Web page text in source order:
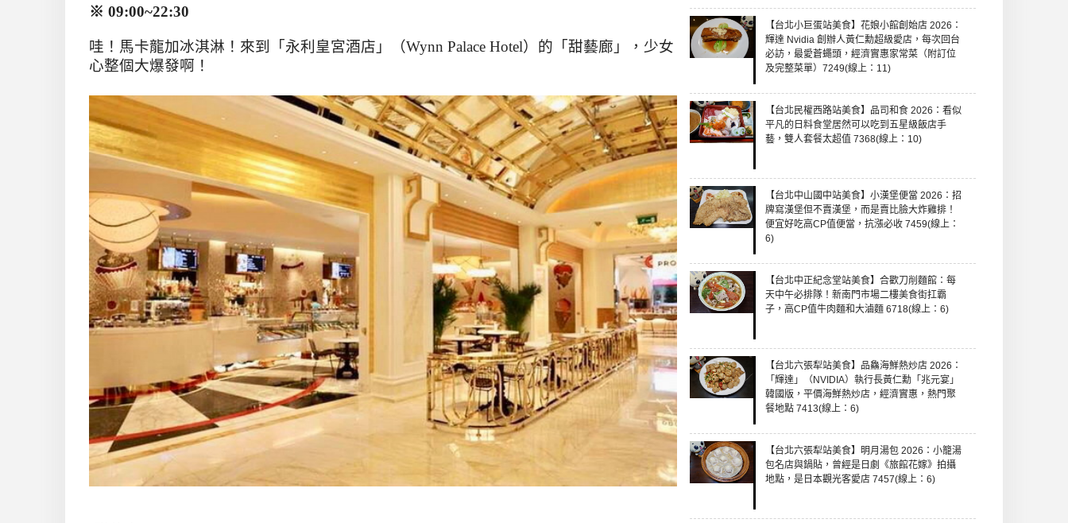
※ 09:00~22:30
哇！馬卡龍加冰淇淋！來到「永利皇宮酒店」（Wynn Palace Hotel）的「甜藝廊」，少女
心整個大爆發啊！
【台北小巨蛋站美食】花娘小館創始店 2026：
輝達 Nvidia 創辦人黃仁勳超級愛店，每次回台
必訪，最愛蒼蠅頭，經濟實惠家常菜（附訂位
及完整菜單）7249(線上：11)
【台北民權西路站美食】品司和食 2026：看似
平凡的日料食堂居然可以吃到五星級飯店手
藝，雙人套餐太超值 7368(線上：10)
【台北中山國中站美食】小漢堡便當 2026：招
牌寫漢堡但不賣漢堡，而是賣比臉大炸雞排！
便宜好吃高CP值便當，抗漲必收 7459(線上：
6)
【台北中正紀念堂站美食】合歡刀削麵館：每
天中午必排隊！新南門市場二樓美食街扛霸
子，高CP值牛肉麵和大滷麵 6718(線上：6)
【台北六張犁站美食】品鱻海鮮熱炒店 2026：
「輝達」（NVIDIA）執行長黃仁勳「兆元宴」
韓國版，平價海鮮熱炒店，經濟實惠，熱門聚
餐地點 7413(線上：6)
【台北六張犁站美食】明月湯包 2026：小籠湯
包名店與鍋貼，曾經是日劇《旅館花嫁》拍攝
地點，是日本觀光客愛店 7457(線上：6)